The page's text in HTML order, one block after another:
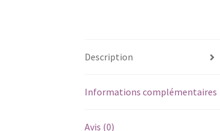
Description
Informations complémentaires
Avis (0)